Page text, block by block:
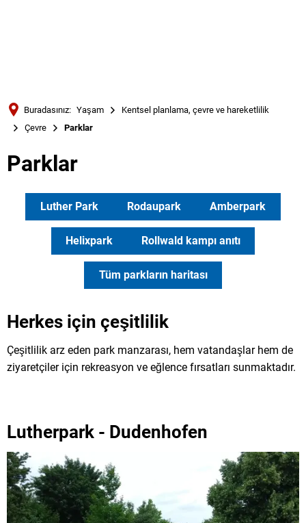
Deutsch MENÜ
Buradasınız: Yaşam
Kentsel planlama, çevre ve hareketlilik
Çevre
Parklar
Parklar
Luther Park Rodaupark Amberpark
Helixpark Rollwald kampı anıtı
Tüm parkların haritası
Herkes için çeşitlilik
Çeşitlilik arz eden park manzarası, hem vatandaşlar hem de
ziyaretçiler için rekreasyon ve eğlence fırsatları sunmaktadır.
Lutherpark - Dudenhofen